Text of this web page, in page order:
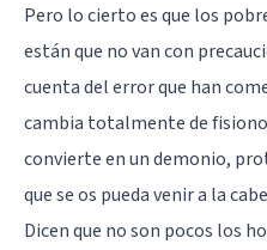
Pero lo cierto es que los
están que no van con
cuenta del error que han
cambia totalmente de
convierte en un demonio,
que se os pueda venir a la
Dicen que no son pocos los